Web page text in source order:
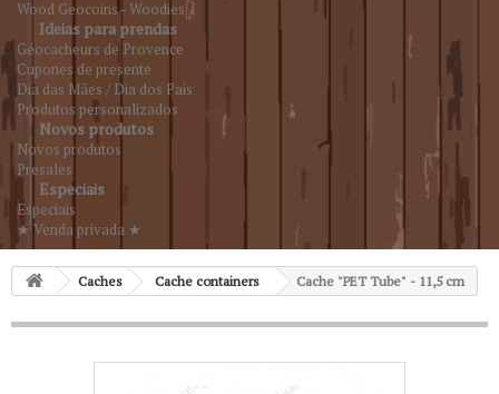
Wood Geocoins - Woodies
Ideias para prendas
Géocacheurs de Provence
Cupones de presente
Dia das Mães / Dia dos Pais
Produtos personalizados
Novos produtos
Novos produtos
Presales
Especiais
Especiais
★ Venda privada ★
Caches Cache containers Cache "PET Tube" - 11,5 cm